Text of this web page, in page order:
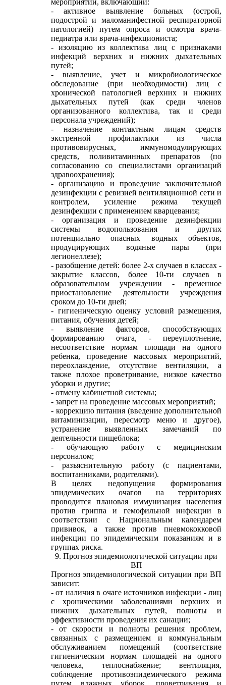
мероприятий, включающий:
- активное выявление больных (острой,
подострой и маломанифестной респираторной
патологией) путем опроса и осмотра врача-
педиатра или врача-инфекциониста;
- изоляцию из коллектива лиц с признаками
инфекций верхних и нижних дыхательных
путей;
- выявление, учет и микробиологическое
обследование (при необходимости) лиц с
хронической патологией верхних и нижних
дыхательных путей (как среди членов
организованного коллектива, так и среди
персонала учреждений);
- назначение контактным лицам средств
экстренной профилактики из числа
противовирусных, иммуномодулирующих
средств, поливитаминных препаратов (по
согласованию со специалистами организаций
здравоохранения);
- организацию и проведение заключительной
дезинфекции с ревизией вентиляционной сети и
контролем, усиление режима текущей
дезинфекции с применением кварцевания;
- организация и проведение дезинфекции
системы водопользования и других
потенциально опасных водных объектов,
продуцирующих водяные пары (при
легионеллезе);
- разобщение детей: более 2-х случаев в классах -
закрытие классов, более 10-ти случаев в
образовательном учреждении - временное
приостановление деятельности учреждения
сроком до 10-ти дней;
- гигиеническую оценку условий размещения,
питания, обучения детей;
- выявление факторов, способствующих
формированию очага, - переуплотнение,
несоответствие нормам площади на одного
ребенка, проведение массовых мероприятий,
переохлаждение, отсутствие вентиляции, а
также плохое проветривание, низкое качество
уборки и другие;
- отмену кабинетной системы;
- запрет на проведение массовых мероприятий;
- коррекцию питания (введение дополнительной
витаминизации, пересмотр меню и другое),
устранение выявленных замечаний по
деятельности пищеблока;
- обучающую работу с медицинским
персоналом;
- разъяснительную работу (с пациентами,
воспитанниками, родителями).
В целях недопущения формирования
эпидемических очагов на территориях
проводится плановая иммунизация населения
против гриппа и гемофильной инфекции в
соответствии с Национальным календарем
прививок, а также против пневмококковой
инфекции по эпидемическим показаниям и в
группах риска.
9. Прогноз эпидемиологической ситуации при
ВП
Прогноз эпидемиологической ситуации при ВП
зависит:
- от наличия в очаге источников инфекции - лиц
с хроническими заболеваниями верхних и
нижних дыхательных путей, полноты и
эффективности проведения их санации;
- от скорости и полноты решения проблем,
связанных с размещением и коммунальным
обслуживанием помещений (соответствие
гигиеническим нормам площадей на одного
человека, теплоснабжение; вентиляция,
соблюдение противоэпидемического режима
путем влажных уборок, проветривания и